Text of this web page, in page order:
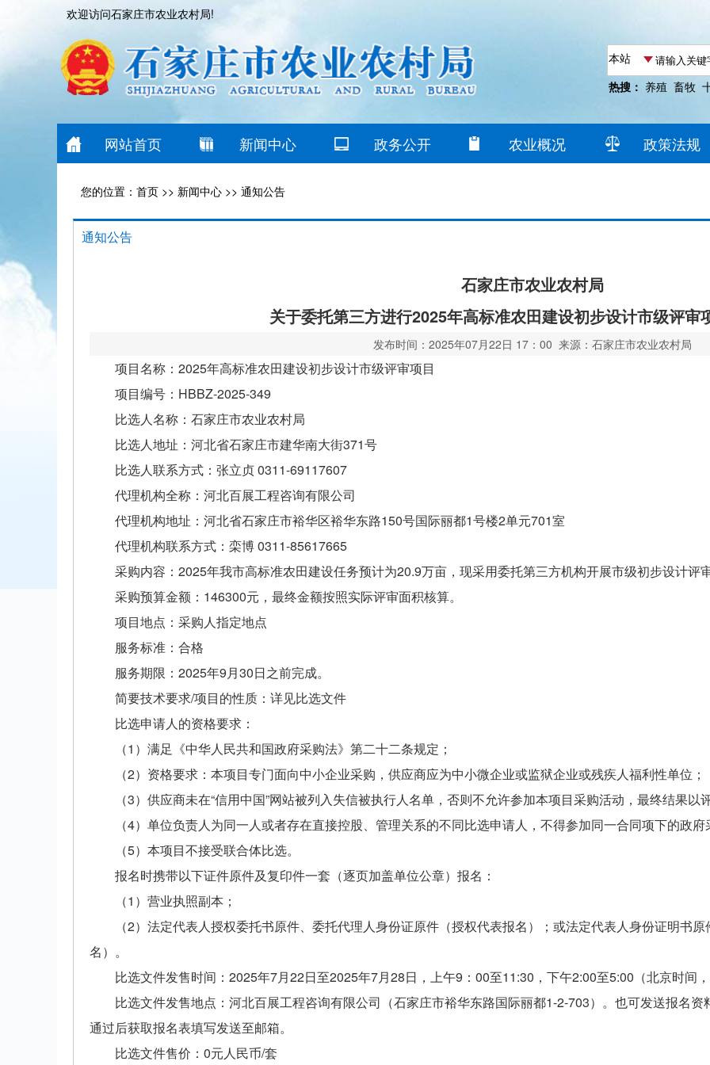
欢迎访问石家庄市农业农村局!
热搜： 养殖 畜牧
网站首页 新闻中心 政务公开 农业概况 政策法规
您的位置： 首页 >> 新闻中心 >> 通知公告
通知公告
石家庄市农业农村局
关于委托第三方进行2025年高标准农田建设初步设计市级评审
发布时间：2025年07月22日 17：00 来源：石家庄市农业农村局
项目名称：2025年高标准农田建设初步设计市级评审项目
项目编号：HBBZ-2025-349
比选人名称：石家庄市农业农村局
比选人地址：河北省石家庄市建华南大街371号
比选人联系方式：张立贞 0311-69117607
代理机构全称：河北百展工程咨询有限公司
代理机构地址：河北省石家庄市裕华区裕华东路150号国际丽都1号楼2单元701室
代理机构联系方式：栾博 0311-85617665
采购内容：2025年我市高标准农田建设任务预计为20.9万亩，现采用委托第三方机构开展市级初步设计评
采购预算金额：146300元，最终金额按照实际评审面积核算。
项目地点：采购人指定地点
服务标准：合格
服务期限：2025年9月30日之前完成。
简要技术要求/项目的性质：详见比选文件
比选申请人的资格要求：
（1）满足《中华人民共和国政府采购法》第二十二条规定；
（2）资格要求：本项目专门面向中小企业采购，供应商应为中小微企业或监狱企业或残疾人福利性单位；
（3）供应商未在“信用中国”网站被列入失信被执行人名单，否则不允许参加本项目采购活动，最终结果以
（4）单位负责人为同一人或者存在直接控股、管理关系的不同比选申请人，不得参加同一合同项下的政
（5）本项目不接受联合体比选。
报名时携带以下证件原件及复印件一套（逐页加盖单位公章）报名：
（1）营业执照副本；
（2）法定代表人授权委托书原件、委托代理人身份证原件（授权代表报名）；或法定代表人身份证明书
名）。
比选文件发售时间：2025年7月22日至2025年7月28日，上午9：00至11:30，下午2:00至5:00（北京时间
比选文件发售地点：河北百展工程咨询有限公司（石家庄市裕华东路国际丽都1-2-703）。也可发送报名
通过后获取报名表填写发送至邮箱。
比选文件售价：0元人民币/套